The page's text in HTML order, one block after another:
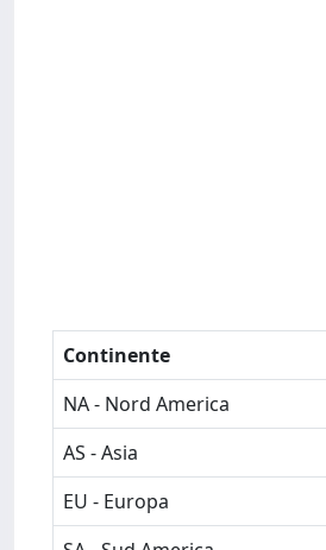
Continente
NA - Nord America
AS - Asia
EU - Europa